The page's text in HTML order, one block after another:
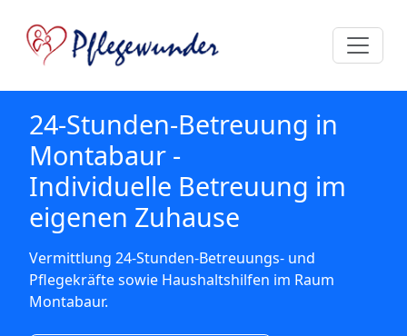
24-Stunden-Betreuung in
Montabaur -
Individuelle Betreuung im
eigenen Zuhause
Vermittlung 24-Stunden-Betreuungs- und
Pflegekräfte sowie Haushaltshilfen im Raum
Montabaur.